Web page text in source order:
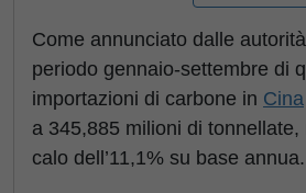
Come annunciato dalle
periodo gennaio-settembre di
importazioni di carbone in Cina
a 345,885 milioni di tonnellate,
calo dell’11,1% su base annua.